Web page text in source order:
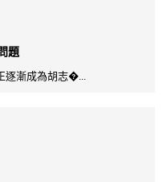
題
逐漸成為胡志�...